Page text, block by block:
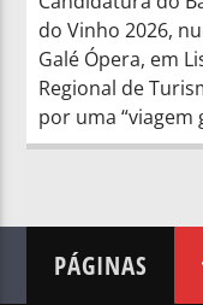
do Vinho 2026,
Galé Ópera, em
Regional de
por uma
PÁGINAS